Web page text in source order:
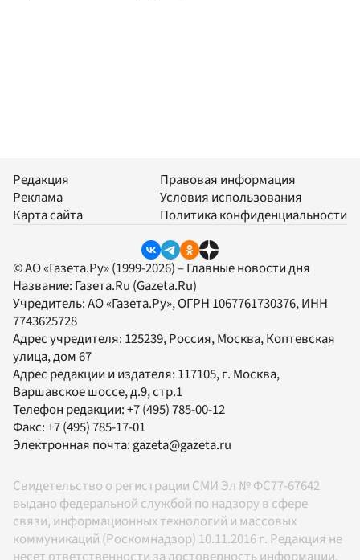
Редакция
Реклама
Карта сайта
Правовая информация
Условия использования
Политика конфиденциальности
© АО «Газета.Ру» (1999-2026) – Главные новости дня
Название: Газета.Ru (Gazeta.Ru)
Учредитель:АО «Газета.Ру», ОГРН 1067761730376, ИНН
7743625728
Адрес учредителя: 125239, Россия, Москва, Коптевская
улица, дом 67
Адрес редакции и издателя: 117105, г. Москва,
Варшавское шоссе, д.9, стр.1
Телефон редакции:+7 (495) 785-00-12
Факс:+7 (495) 785-17-01
Электронная почта:gazeta@gazeta.ru
Свидетельство о регистрации СМИ Эл № ФС77-67642
выдано федеральной службой по надзору в сфере
связи, информационных технологий и массовых
коммуникаций (Роскомнадзор) 10.11.2016 г. Редакция не